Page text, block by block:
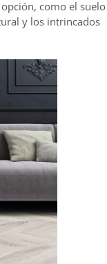
como el suelo
y los intrincados